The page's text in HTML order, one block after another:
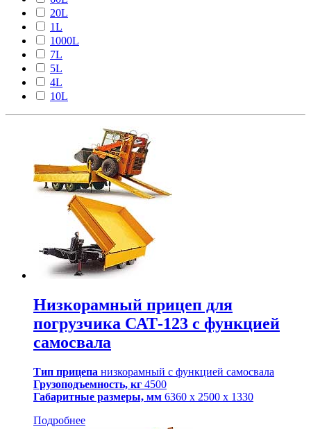
20L
1L
1000L
7L
5L
4L
10L
Низкорамный прицеп для
погрузчика САТ-123 с функцией
самосвала
Тип прицепа низкорамный с функцией самосвала
Грузоподъемность, кг 4500
Габаритные размеры, мм 6360 х 2500 х 1330
Подробнее